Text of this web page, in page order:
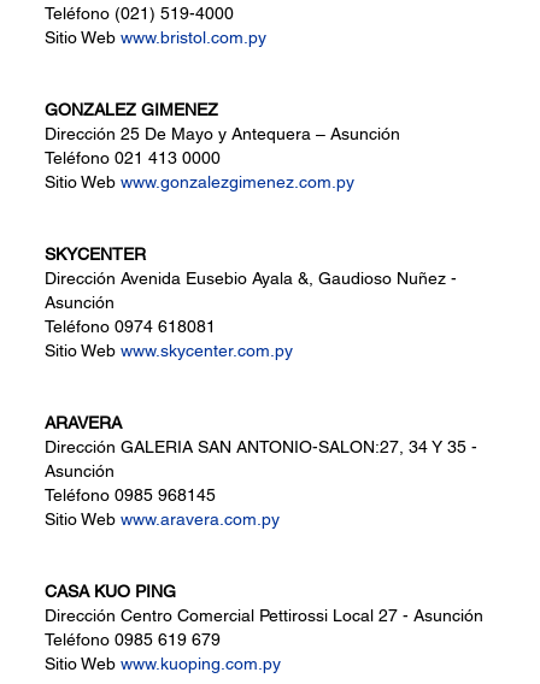
Teléfono (021) 519-4000
Sitio Web www.bristol.com.py
GONZALEZ GIMENEZ
Dirección 25 De Mayo y Antequera – Asunción
Teléfono 021 413 0000
Sitio Web www.gonzalezgimenez.com.py
SKYCENTER
Dirección Avenida Eusebio Ayala &, Gaudioso Nuñez -
Asunción
Teléfono 0974 618081
Sitio Web www.skycenter.com.py
ARAVERA
Dirección GALERIA SAN ANTONIO-SALON:27, 34 Y 35 -
Asunción
Teléfono 0985 968145
Sitio Web www.aravera.com.py
CASA KUO PING
Dirección Centro Comercial Pettirossi Local 27 - Asunción
Teléfono 0985 619 679
Sitio Web www.kuoping.com.py